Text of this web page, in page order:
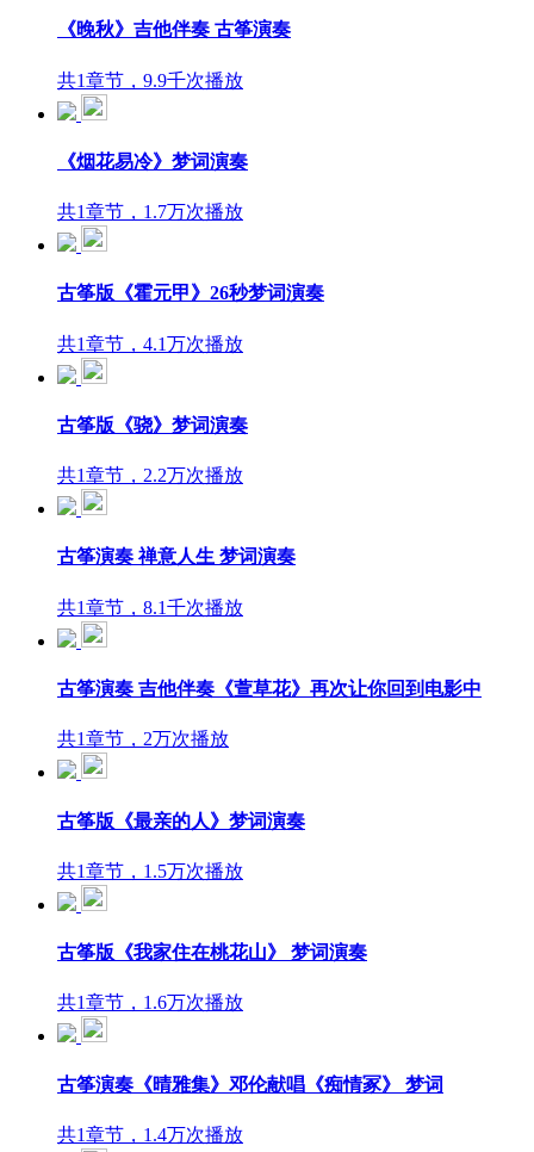
《晚秋》吉他伴奏 古筝演奏
共1章节，9.9千次播放
《烟花易冷》梦词演奏
共1章节，1.7万次播放
古筝版《霍元甲》26秒梦词演奏
共1章节，4.1万次播放
古筝版《骁》梦词演奏
共1章节，2.2万次播放
古筝演奏 禅意人生 梦词演奏
共1章节，8.1千次播放
古筝演奏 吉他伴奏《萱草花》再次让你回到电影中
共1章节，2万次播放
古筝版《最亲的人》梦词演奏
共1章节，1.5万次播放
古筝版《我家住在桃花山》 梦词演奏
共1章节，1.6万次播放
古筝演奏《晴雅集》邓伦献唱《痴情冢》 梦词
共1章节，1.4万次播放